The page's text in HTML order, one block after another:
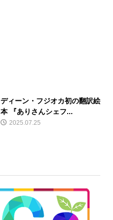
ディーン・フジオカ初の翻訳絵
本 『ありさんシェフ...
2025.07.25